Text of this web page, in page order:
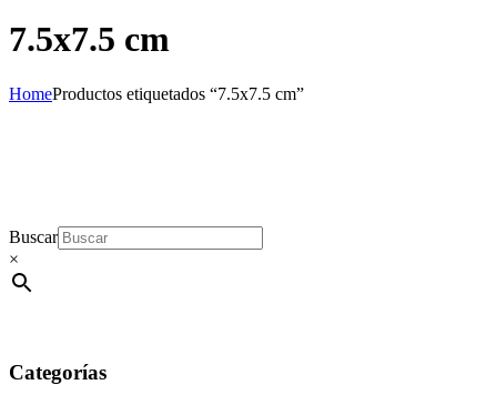
7.5x7.5 cm
HomeProductos etiquetados “7.5x7.5 cm”
Buscar
×
Categorías